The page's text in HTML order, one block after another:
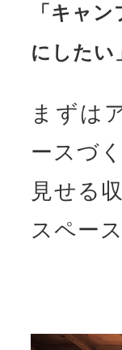
「キャ
にしたい
まずは
ースづ
見せる
スペー